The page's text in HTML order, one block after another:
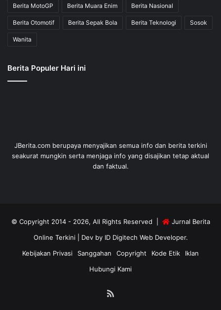
Berita MotoGP Berita Muara Enim Berita Nasional
Berita Otomotif Berita Sepak Bola Berita Teknologi Sosok
Wanita
Berita Populer Hari ini
JBerita.com berupaya menyajikan semua info dan berita terkini
seakurat mungkin serta menjaga info yang disajikan tetap aktual
dan faktual.
© Copyright 2014 - 2026, All Rights Reserved |
Jurnal Berita
Online Terkini| Dev by ID Digitech Web Developer.
Kebijakan Privasi
Sanggahan Copyright Kode Etik
Iklan
Hubungi Kami
RSS